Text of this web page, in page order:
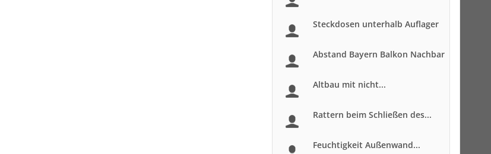
Steckdosen unterhalb Auflager
Abstand Bayern Balkon Nachbar
Altbau mit nicht...
Rattern beim Schließen des...
Feuchtigkeit Außenwand...